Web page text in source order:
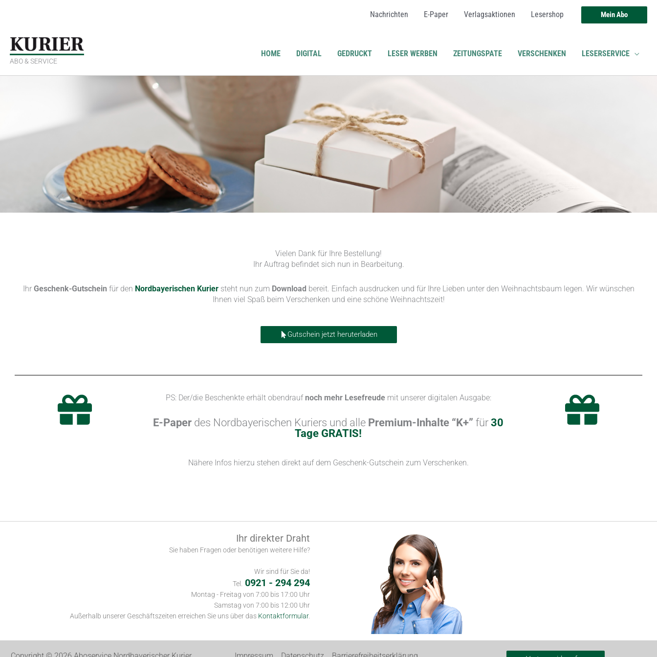
Nachrichten E-Paper Verlagsaktionen Lesershop Mein Abo
ABO & SERVICE
HOME DIGITAL GEDRUCKT LESER WERBEN ZEITUNGSPATE VERSCHENKEN LESERSERVICE
Vielen Dank für Ihre Bestellung!
Ihr Auftrag befindet sich nun in Bearbeitung.
Ihr Geschenk-Gutschein für den Nordbayerischen Kurier steht nun zum Download bereit. Einfach ausdrucken und für Ihre Lieben unter den Weihnachtsbaum legen. Wir wünschen
Ihnen viel Spaß beim Verschenken und eine schöne Weihnachtszeit!
Gutschein jetzt heruterladen
PS: Der/die Beschenkte erhält obendrauf noch mehr Lesefreudemit unserer digitalen Ausgabe:
E-Paper des Nordbayerischen Kuriers und alle Premium-Inhalte “K+” für30
Tage GRATIS!
Nähere Infos hierzu stehen direkt auf dem Geschenk-Gutschein zum Verschenken.
Ihr direkter Draht
Sie haben Fragen oder benötigen weitere Hilfe?
Wir sind für Sie da!
Tel. 0921 - 294 294
Montag - Freitag von 7:00 bis 17:00 Uhr
Samstag von 7:00 bis 12:00 Uhr
Außerhalb unserer Geschäftszeiten erreichen Sie uns über das Kontaktformular.